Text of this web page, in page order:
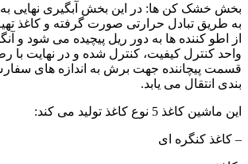
به طریق تبادل حرارتی صورت گرفته و کاغذ
از اطو کننده ها به دور ریل پیچیده می شود و
قسمت پیچاننده جهت برش به اندازه های
بندی انتقال می یابد.
این ماشین کاغذ 5 نوع کاغذ تولید می کند:
– کاغذ کنگره ای